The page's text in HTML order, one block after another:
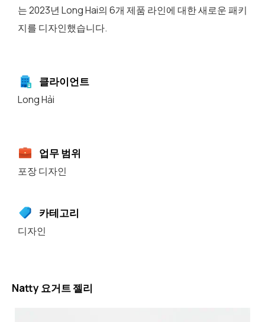
는 2023년 Long Hai의 6개 제품 라인에 대한 새로운 패키
지를 디자인했습니다.
클라이언트
Long Hải
업무 범위
포장 디자인
카테고리
디자인
Natty 요거트 젤리